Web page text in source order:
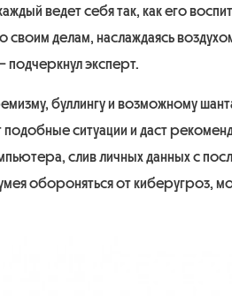
ведет себя так, как его
своим делам, наслаждаясь
подчеркнул эксперт.
буллингу и возможному
ситуации и даст
слив личных данных с
обороняться от киберугроз,